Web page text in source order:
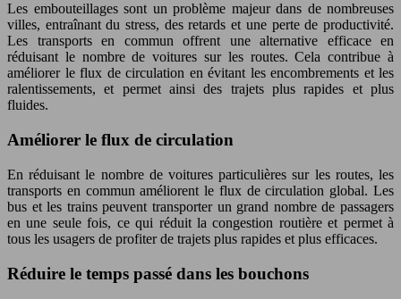
Les embouteillages sont un problème majeur dans de nombreuses
villes, entraînant du stress, des retards et une perte de productivité.
Les transports en commun offrent une alternative efficace en
réduisant le nombre de voitures sur les routes. Cela contribue à
améliorer le flux de circulation en évitant les encombrements et les
ralentissements, et permet ainsi des trajets plus rapides et plus
fluides.
Améliorer le flux de circulation
En réduisant le nombre de voitures particulières sur les routes, les
transports en commun améliorent le flux de circulation global. Les
bus et les trains peuvent transporter un grand nombre de passagers
en une seule fois, ce qui réduit la congestion routière et permet à
tous les usagers de profiter de trajets plus rapides et plus efficaces.
Réduire le temps passé dans les bouchons